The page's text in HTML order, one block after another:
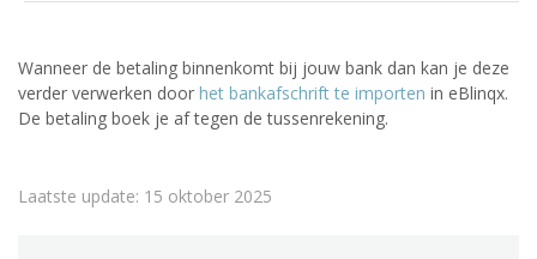
Wanneer de betaling binnenkomt bij jouw bank dan kan je deze
verder verwerken door het bankafschrift te importen in eBlinqx.
De betaling boek je af tegen de tussenrekening.
Laatste update: 15 oktober 2025